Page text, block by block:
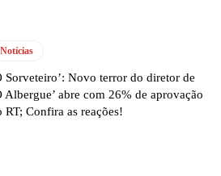
Notícias
Sorveteiro’: Novo terror do diretor de
Albergue’ abre com 26% de aprovação
RT; Confira as reações!